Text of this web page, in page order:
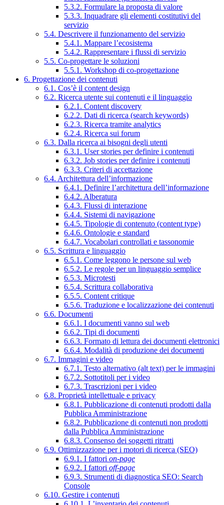
5.3.2. Formulare la proposta di valore
5.3.3. Inquadrare gli elementi costitutivi del
servizio
5.4. Descrivere il funzionamento del servizio
5.4.1. Mappare l’ecosistema
5.4.2. Rappresentare i flussi di servizio
5.5. Co-progettare le soluzioni
5.5.1. Workshop di co-progettazione
6. Progettazione dei contenuti
6.1. Cos’è il content design
6.2. Ricerca utente sui contenuti e il linguaggio
6.2.1. Content discovery
6.2.2. Dati di ricerca (search keywords)
6.2.3. Ricerca tramite analytics
6.2.4. Ricerca sui forum
6.3. Dalla ricerca ai bisogni degli utenti
6.3.1. User stories per definire i contenuti
6.3.2. Job stories per definire i contenuti
6.3.3. Criteri di accettazione
6.4. Architettura dell’informazione
6.4.1. Definire l’architettura dell’informazione
6.4.2. Alberatura
6.4.3. Flussi di interazione
6.4.4. Sistemi di navigazione
6.4.5. Tipologie di contenuto (content type)
6.4.6. Ontologie e standard
6.4.7. Vocabolari controllati e tassonomie
6.5. Scrittura e linguaggio
6.5.1. Come leggono le persone sul web
6.5.2. Le regole per un linguaggio semplice
6.5.3. Microtesti
6.5.4. Scrittura collaborativa
6.5.5. Content critique
6.5.6. Traduzione e localizzazione dei contenuti
6.6. Documenti
6.6.1. I documenti vanno sul web
6.6.2. Tipi di documenti
6.6.3. Formato di lettura dei documenti elettronici
6.6.4. Modalità di produzione dei documenti
6.7. Immagini e video
6.7.1. Testo alternativo (alt text) per le immagini
6.7.2. Sottotitoli per i video
6.7.3. Trascrizioni per i video
6.8. Proprietà intellettuale e privacy
6.8.1. Pubblicazione di contenuti prodotti dalla
Pubblica Amministrazione
6.8.2. Pubblicazione di contenuti non prodotti
dalla Pubblica Amministrazione
6.8.3. Consenso dei soggetti ritratti
6.9. Ottimizzazione per i motori di ricerca (SEO)
6.9.1. I fattori on-page
6.9.2. I fattori off-page
6.9.3. Strumenti di diagnostica SEO: Search
Console
6.10. Gestire i contenuti